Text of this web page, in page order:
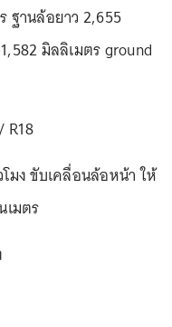
ฐานล้อยาว 2,655
มิลลิเมตร ground
มง ขับเคลื่อนล้อหน้า ให้
เมตร